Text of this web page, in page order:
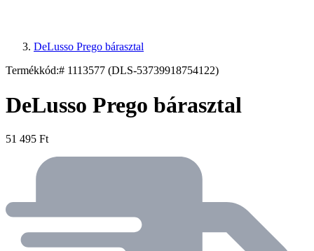
DeLusso Prego bárasztal
Termékkód:# 1113577 (DLS-53739918754122)
DeLusso Prego bárasztal
51 495 Ft